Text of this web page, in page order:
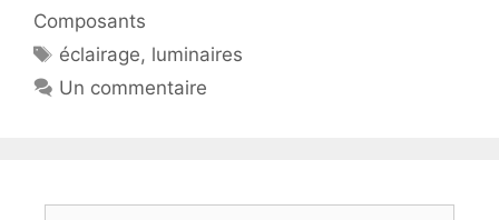
Composants
Étiquettes
éclairage, luminaires
Un commentaire